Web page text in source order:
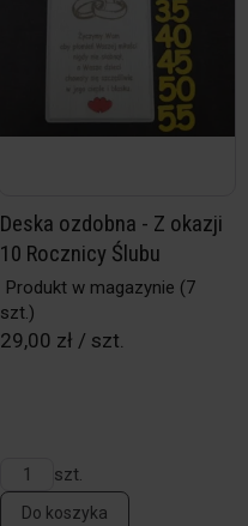
Deska ozdobna - Z okazji
10 Rocznicy Ślubu
Produkt w magazynie (7
szt.)
29,00 zł / szt.
szt.
Do koszyka